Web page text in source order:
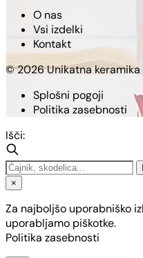
O nas
Vsi izdelki
Kontakt
© 2026 Unikatna keramika
Splošni pogoji
Politika zasebnosti
Išči:
×
Za najboljšo uporabniško
uporabljamo piškotke.
Politika zasebnosti